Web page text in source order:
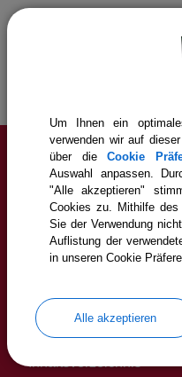
Service
Cookie Einstellungen
Erklärung zur
Datenschutz
Um Ihnen ein
verwenden wir auf
über dieCookie
Auswahl anpassen.
"Alle akzeptieren"
Cookies zu. Mithilfe
Sie der Verwendung
Auflistung der
in unseren Cookie
Alle akzeptieren